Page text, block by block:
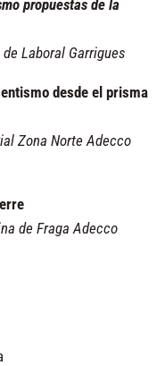
propuestas de la
Laboral Garrigues
desde el prisma
Zona Norte Adecco
de Fraga Adecco